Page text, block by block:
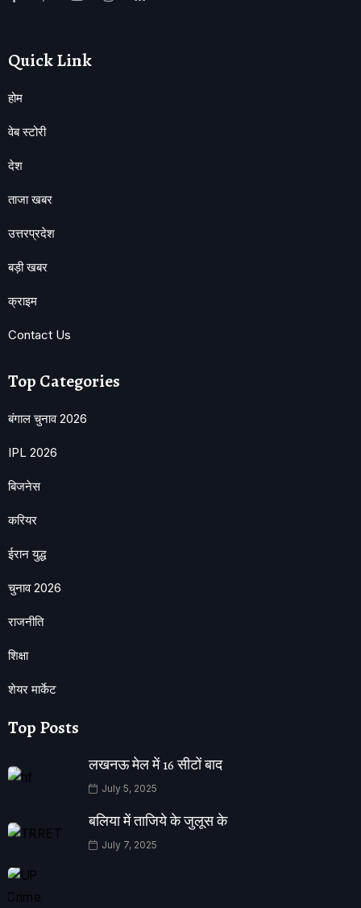
Quick Link
होम
वेब स्टोरी
देश
ताजा खबर
उत्तरप्रदेश
बड़ी खबर
क्राइम
Contact Us
Top Categories
बंगाल चुनाव 2026
IPL 2026
बिजनेस
करियर
ईरान युद्ध
चुनाव 2026
राजनीति
शिक्षा
शेयर मार्केट
Top Posts
लखनऊ मेल में 16 सीटों बाद
July 5, 2025
बलिया में ताजिये के जुलूस के
July 7, 2025